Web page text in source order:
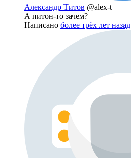
Александр Титов @alex-t
А питон-то зачем?
Написано более трёх лет назад